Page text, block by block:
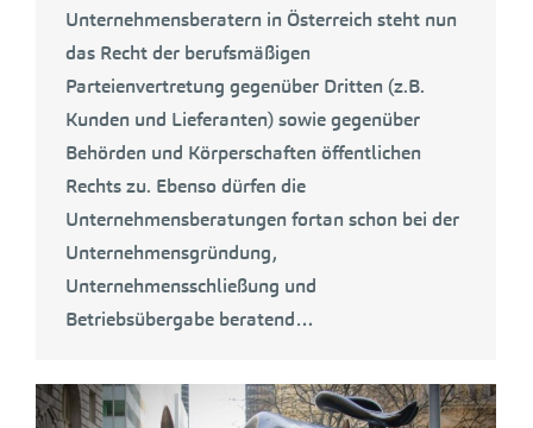
Unternehmensberatern in Österreich steht nun
das Recht der berufsmäßigen
Parteienvertretung gegenüber Dritten (z.B.
Kunden und Lieferanten) sowie gegenüber
Behörden und Körperschaften öffentlichen
Rechts zu. Ebenso dürfen die
Unternehmensberatungen fortan schon bei der
Unternehmensgründung,
Unternehmensschließung und
Betriebsübergabe beratend…